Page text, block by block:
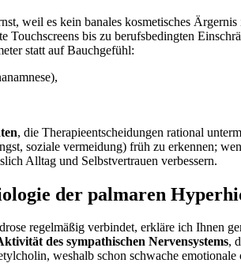
weil‍ es kein banales⁢ kosmetisches
Touchscreens bis zu berufsbedingten
statt auf ⁤Bauchgefühl:
, die Therapieentscheidungen rational‍
soziale vermeidung) früh⁤ zu⁣ erkennen;
Alltag und Selbstvertrauen verbessern.
der palmaren
regelmäßig verbindet, erkläre ich Ihnen
des sympathischen​ Nervensystems,⁢
‌weshalb schon schwache